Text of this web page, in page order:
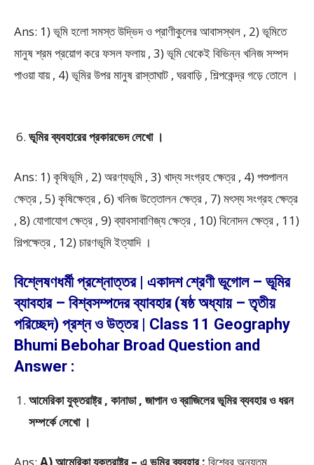
Ans: 1) ভূমি হলো সমস্ত উদ্ভিদ ও প্রাণীকুলের আবাসস্থল , 2) ভূমিতে
মানুষ শ্রম প্রয়োগ করে ফসল ফলায় , 3) ভূমি থেকেই বিভিন্ন খনিজ সম্পদ
পাওয়া যায় , 4) ভূমির উপর মানুষ রাস্তাঘাট , ঘরবাড়ি , শিল্পকেন্দ্র গড়ে তোলে ।
ভূমির ব্যবহারের প্রকারভেদ লেখো ।
Ans: 1) কৃষিভূমি , 2) অরণ্যভূমি , 3) খাদ্য সংগ্রহ ক্ষেত্র , 4) পশুপালন
ক্ষেত্র , 5) কৃষিক্ষেত্র , 6) খনিজ উত্তোলন ক্ষেত্র , 7) মৎস্য সংগ্রহ ক্ষেত্র
, 8) যোগাযোগ ক্ষেত্র , 9) ব্যাবসাবাণিজ্য ক্ষেত্র , 10) বিনোদন ক্ষেত্র , 11)
শিল্পক্ষেত্র , 12) চারণভূমি ইত্যাদি ।
বিশ্লেষণধর্মী প্রশ্নোত্তর | একাদশ শ্রেণী ভূগোল – ভূমির
ব্যাবহার – বিশ্বসম্পদের ব্যাবহার (ষষ্ঠ অধ্যায় – তৃতীয়
পরিচ্ছেদ) প্রশ্ন ও উত্তর | Class 11 Geography
Bhumi Bebohar Broad Question and
Answer :
আমেরিকা যুক্তরাষ্ট্র , কানাডা , জাপান ও ব্রাজিলের ভূমির ব্যবহার ও ধরন
সম্পর্কে লেখো ।